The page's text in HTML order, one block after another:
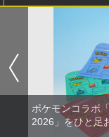
ポケモンコラボ
2026」をひと足